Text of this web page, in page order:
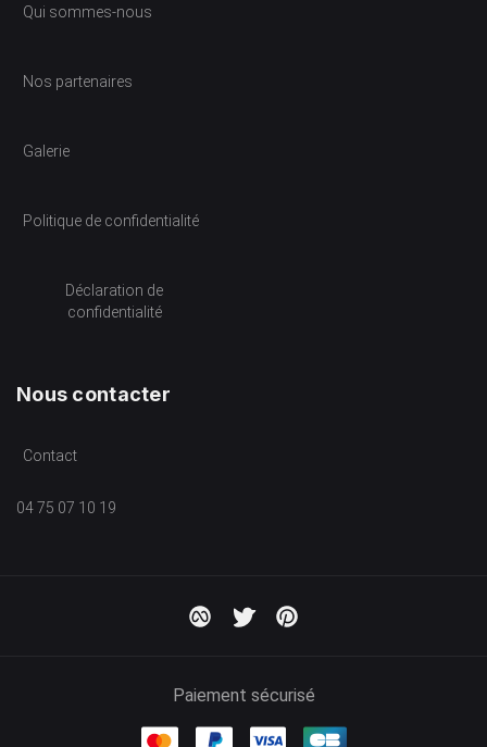
Qui sommes-nous
Nos partenaires
Galerie
Politique de confidentialité
Déclaration de
confidentialité
Nous contacter
Contact
04 75 07 10 19
Paiement sécurisé